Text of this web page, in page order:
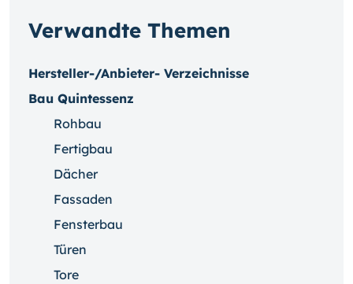
Verwandte Themen
Hersteller-/Anbieter- Verzeichnisse
Bau Quintessenz
Rohbau
Fertigbau
Dächer
Fassaden
Fensterbau
Türen
Tore